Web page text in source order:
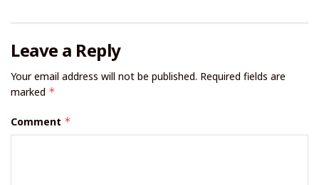
Leave a Reply
Your email address will not be published. Required fields are
marked *
Comment *